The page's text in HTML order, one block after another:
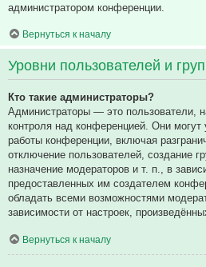
администратором конференции.
Вернуться к началу
Уровни пользователей и
Кто такие администраторы?
Администраторы — это пользователи,
контроля над конференцией. Они могут
работы конференции, включая
отключение пользователей, создание
назначение модераторов и т. п., в
предоставленных им создателем
обладать всеми возможностями
зависимости от настроек,
Вернуться к началу